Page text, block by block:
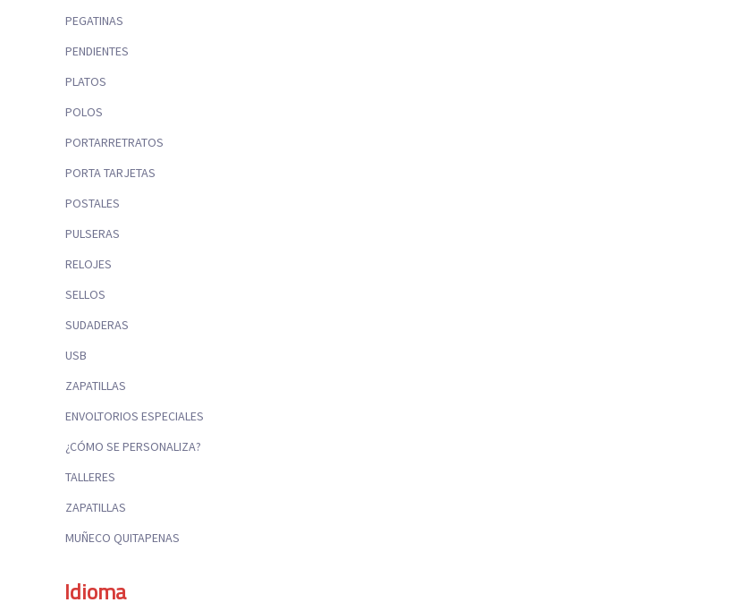
PEGATINAS
PENDIENTES
PLATOS
POLOS
PORTARRETRATOS
PORTA TARJETAS
POSTALES
PULSERAS
RELOJES
SELLOS
SUDADERAS
USB
ZAPATILLAS
ENVOLTORIOS ESPECIALES
¿CÓMO SE PERSONALIZA?
TALLERES
ZAPATILLAS
MUÑECO QUITAPENAS
Idioma